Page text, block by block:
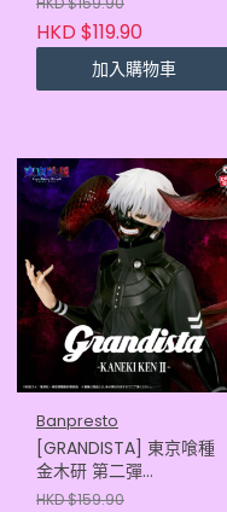
HKD $119.90
加入購物車
Banpresto
[GRANDISTA] 東京喰種
金木研 第二彈
(4573102717115)
HKD $159.90